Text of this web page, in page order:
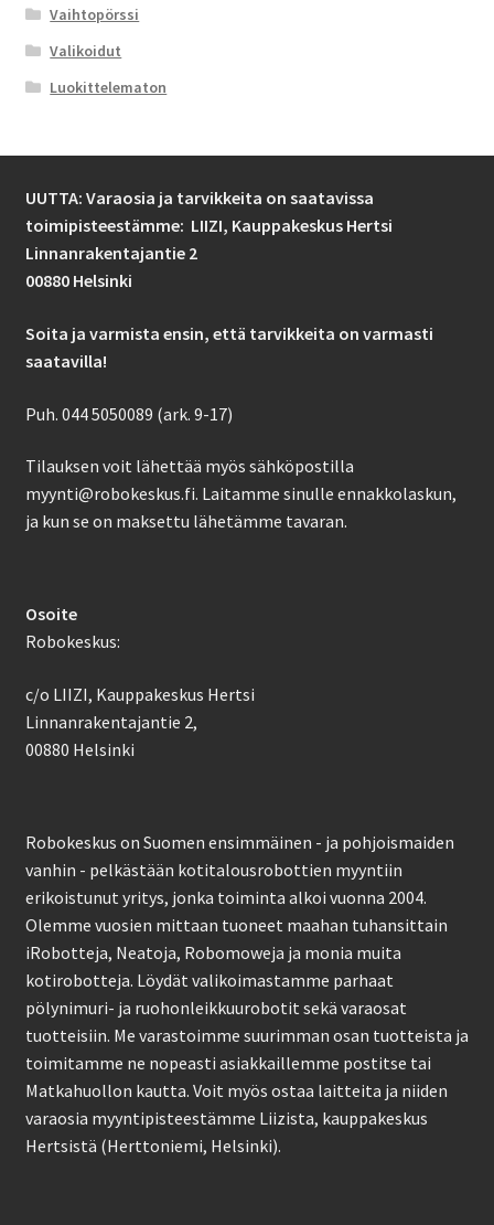
Vaihtopörssi
Valikoidut
Luokittelematon
UUTTA: Varaosia ja tarvikkeita on saatavissa
toimipisteestämme: LIIZI, Kauppakeskus Hertsi
Linnanrakentajantie 2
00880 Helsinki
Soita ja varmista ensin, että tarvikkeita on varmasti
saatavilla!
Puh. 044 5050089 (ark. 9-17)
Tilauksen voit lähettää myös sähköpostilla
myynti@robokeskus.fi. Laitamme sinulle ennakkolaskun,
ja kun se on maksettu lähetämme tavaran.
Osoite
Robokeskus:
c/o LIIZI, Kauppakeskus Hertsi
Linnanrakentajantie 2,
00880 Helsinki
Robokeskus on Suomen ensimmäinen - ja pohjoismaiden
vanhin - pelkästään kotitalousrobottien myyntiin
erikoistunut yritys, jonka toiminta alkoi vuonna 2004.
Olemme vuosien mittaan tuoneet maahan tuhansittain
iRobotteja, Neatoja, Robomoweja ja monia muita
kotirobotteja. Löydät valikoimastamme parhaat
pölynimuri- ja ruohonleikkuurobotit sekä varaosat
tuotteisiin. Me varastoimme suurimman osan tuotteista ja
toimitamme ne nopeasti asiakkaillemme postitse tai
Matkahuollon kautta. Voit myös ostaa laitteita ja niiden
varaosia myyntipisteestämme Liizista, kauppakeskus
Hertsistä (Herttoniemi, Helsinki).